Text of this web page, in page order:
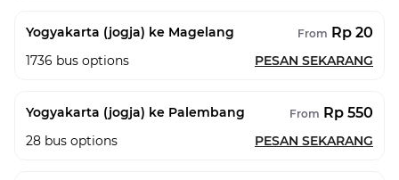
Yogyakarta (jogja) ke Magelang From Rp 20
1736 bus options PESAN SEKARANG
Yogyakarta (jogja) ke Palembang From Rp 550
28 bus options PESAN SEKARANG